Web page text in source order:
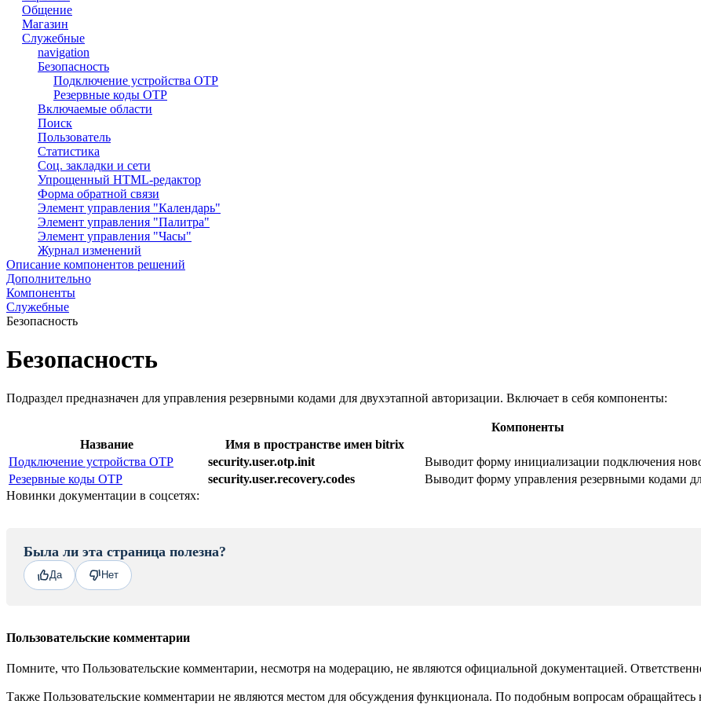
Общение
Магазин
Служебные
navigation
Безопасность
Подключение устройства OTP
Резервные коды OTP
Включаемые области
Поиск
Пользователь
Статистика
Соц. закладки и сети
Упрощенный HTML-редактор
Форма обратной связи
Элемент управления "Календарь"
Элемент управления "Палитра"
Элемент управления "Часы"
Журнал изменений
Описание компонентов решений
Дополнительно
Компоненты
Служебные
Безопасность
Безопасность
Подраздел предназначен для управления резервными кодами для двухэтапной авторизации. Включает в себя компоненты:
Компоненты
Название
Имя в пространстве имен bitrix
Подключение устройства OTP
security.user.otp.init
Выводит форму инициализации подключения
Резервные коды OTP
security.user.recovery.codes
Выводит форму управления резервными кодами
Новинки документации в соцсетях:
Была ли эта страница полезна?
Да Нет
Пользовательские комментарии
Помните, что Пользовательские комментарии, несмотря на модерацию, не являются официальной документацией.
Также Пользовательские комментарии не являются местом для обсуждения функционала. По подобным вопросам обращайтесь